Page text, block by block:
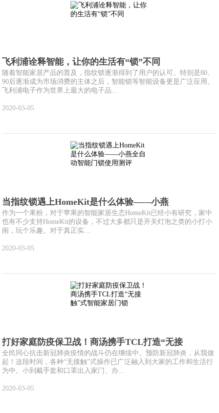
飞利浦诠释智能，让你的生活有“锁”不同
随着智能家居产品的普及，指纹锁逐渐得到了用户的认可。特别是80、
90后逐渐成为市场消费的主体之后，智能锁等智能设备更是广泛应用。
飞利浦电子作为世界上最大的电子品...
2020-03-05
当指纹锁遇上HomeKit是什么体验——小燕
作为一个果粉，对于苹果的智能家居生态HomeKit已经小有研究，家中
也有不少支持HomeKit的设备，不过大多都只是开关灯泡之类的小打小
闹，玩个乐趣。对于真正实...
2020-03-05
打好家庭防疫保卫战！商汤携手TCL打造“无接
全民同心抗击新冠肺炎疫情的战斗仍在继续中。预防新冠肺炎，从我做
起！这段时间，各种“无接触”式操作已广泛融入到大家的工作和生活行
为中。小到戴手套和口罩出入家门、办...
2020-03-05